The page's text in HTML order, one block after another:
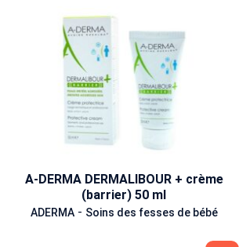
A-DERMA DERMALIBOUR + crème
(barrier) 50 ml
ADERMA - Soins des fesses de bébé